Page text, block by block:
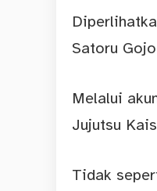
Satoru
Melalui
Jujutsu
Tidak